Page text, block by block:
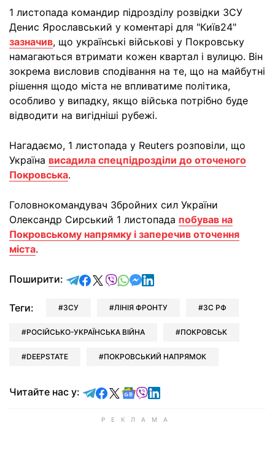
1 листопада командир підрозділу розвідки ЗСУ
Денис Ярославський у коментарі для "Київ24"
зазначив, що українські військові у Покровську
намагаються втримати кожен квартал і вулицю. Він
зокрема висловив сподівання на те, що на майбутні
рішення щодо міста не впливатиме політика,
особливо у випадку, якщо війська потрібно буде
відводити на вигідніші рубежі.
Нагадаємо, 1 листопада у Reuters розповіли, що
Україна висадила спецпідрозділи до оточеного
Покровська.
Головнокомандувач Збройних сил України
Олександр Сирський 1 листопада побував на
Покровському напрямку і заперечив оточення
міста.
Поширити: відправити у Telegram
поділитись у Facebook
поділитись у X
відправити у Viber
відправити у Whatsapp
відправити у Messenger
відправити у LinkedIn
Теги: ЗСУ ЛІНІЯ ФРОНТУ ЗС РФ
РОСІЙСЬКО-УКРАЇНСЬКА ВІЙНА ПОКРОВСЬК
DEEPSTATE ПОКРОВСЬКИЙ НАПРЯМОК
Читайте нас у: Читайте у Telegram
Читайте у Facebook
Читайте у X
Читайте у Google news
Читайте у Viber
Читайте у LinkedIn